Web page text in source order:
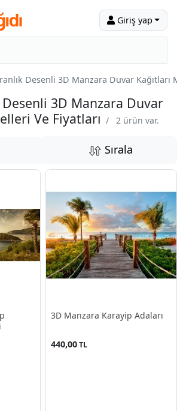
Giriş yap
Desenli 3D Manzara Duvar Kağıtları
Desenli 3D Manzara Duvar
Ve Fiyatları / 2 ürün var.
Sırala
3D Manzara Karayip Adaları
440,00TL